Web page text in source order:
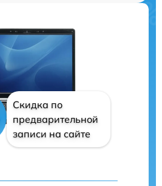
Скидка по
предварительной
записи на сайте